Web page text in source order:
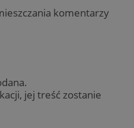
komentarzy
jej treść zostanie